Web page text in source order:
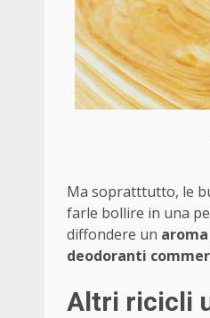
Ma sopratttutto, le
farle bollire in una
diffondere un
deodoranti
Altri ricicli